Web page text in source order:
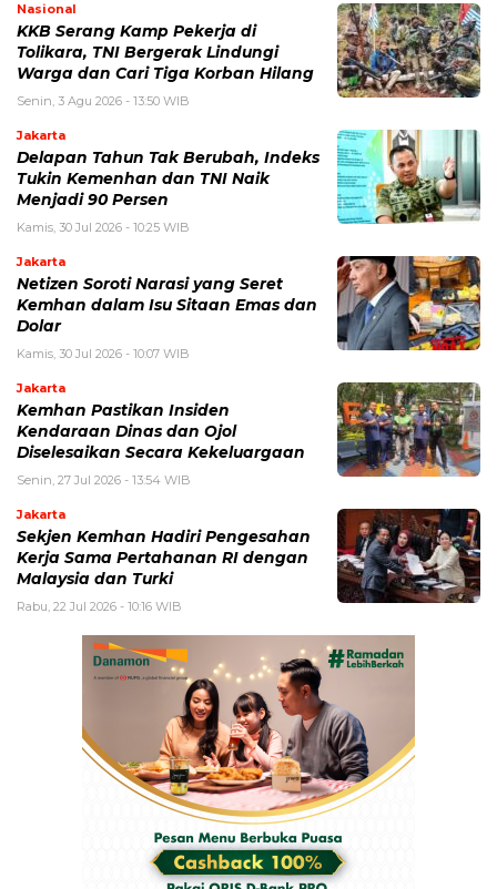
Nasional
KKB Serang Kamp Pekerja di
Tolikara, TNI Bergerak Lindungi
Warga dan Cari Tiga Korban Hilang
Senin, 3 Agu 2026 - 13:50 WIB
Jakarta
Delapan Tahun Tak Berubah, Indeks
Tukin Kemenhan dan TNI Naik
Menjadi 90 Persen
Kamis, 30 Jul 2026 - 10:25 WIB
Jakarta
Netizen Soroti Narasi yang Seret
Kemhan dalam Isu Sitaan Emas dan
Dolar
Kamis, 30 Jul 2026 - 10:07 WIB
Jakarta
Kemhan Pastikan Insiden
Kendaraan Dinas dan Ojol
Diselesaikan Secara Kekeluargaan
Senin, 27 Jul 2026 - 13:54 WIB
Jakarta
Sekjen Kemhan Hadiri Pengesahan
Kerja Sama Pertahanan RI dengan
Malaysia dan Turki
Rabu, 22 Jul 2026 - 10:16 WIB